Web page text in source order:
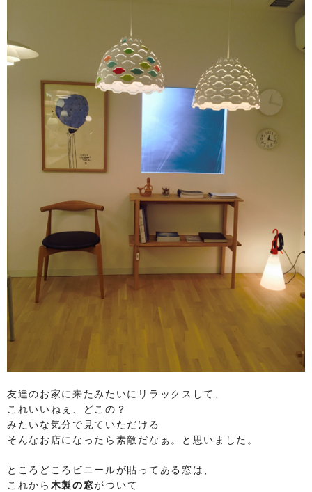
友達のお家に来たみたいにリラックスして、
これいいねぇ、どこの？
みたいな気分で見ていただける
そんなお店になったら素敵だなぁ。と思いました。
ところどころビニールが貼ってある窓は、
これから 木製の窓がついて